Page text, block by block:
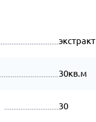
30кв.м
30